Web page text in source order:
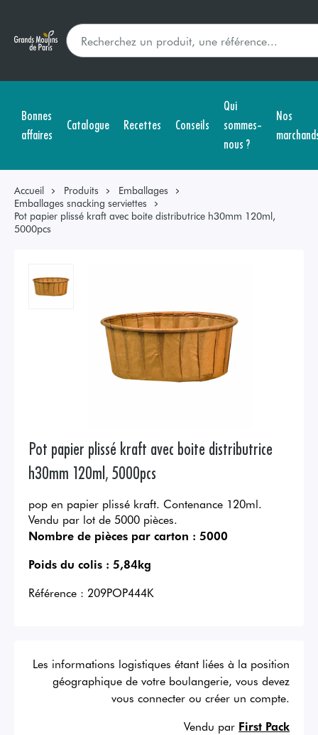
Bonnes
affaires
Catalogue Recettes Conseils
Qui
sommes-
nous ?
Nos
Accueil Produits
Emballages
Emballages snacking serviettes
Pot papier plissé kraft avec boite distributrice h30mm 120ml,
5000pcs
Pot papier plissé kraft avec boite distributrice
h30mm 120ml, 5000pcs
pop en papier plissé kraft. Contenance 120ml.
Vendu par lot de 5000 pièces.
Nombre de pièces par carton : 5000
Poids du colis : 5,84kg
Référence : 209POP444K
Les informations logistiques étant liées à la position
géographique de votre boulangerie, vous devez
vous connecter ou créer un compte.
Vendu par First Pack